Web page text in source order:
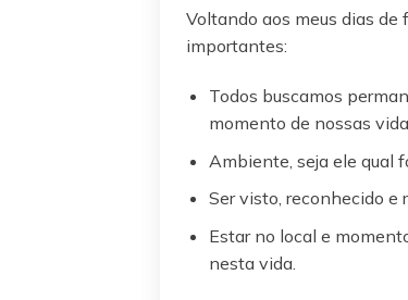
Voltando aos meus dias de
importantes:
Todos buscamos
momento de nossas
Ambiente, seja ele qual
Ser visto, reconhecido e
Estar no local e
nesta vida.